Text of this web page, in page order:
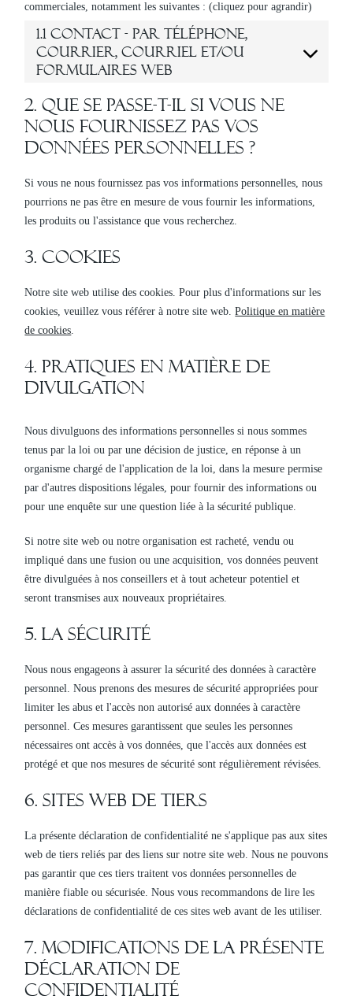
commerciales, notamment les suivantes : (cliquez pour agrandir)
1.1 Contact - Par téléphone,
courrier, courriel et/ou
formulaires web
2. Que se passe-t-il si vous ne
nous fournissez pas vos
données personnelles ?
Si vous ne nous fournissez pas vos informations personnelles, nous
pourrions ne pas être en mesure de vous fournir les informations,
les produits ou l'assistance que vous recherchez.
3. Cookies
Notre site web utilise des cookies. Pour plus d'informations sur les
cookies, veuillez vous référer à notre site web.Politique en matière
de cookies.
4. Pratiques en matière de
divulgation
Nous divulguons des informations personnelles si nous sommes
tenus par la loi ou par une décision de justice, en réponse à un
organisme chargé de l'application de la loi, dans la mesure permise
par d'autres dispositions légales, pour fournir des informations ou
pour une enquête sur une question liée à la sécurité publique.
Si notre site web ou notre organisation est racheté, vendu ou
impliqué dans une fusion ou une acquisition, vos données peuvent
être divulguées à nos conseillers et à tout acheteur potentiel et
seront transmises aux nouveaux propriétaires.
5. La sécurité
Nous nous engageons à assurer la sécurité des données à caractère
personnel. Nous prenons des mesures de sécurité appropriées pour
limiter les abus et l'accès non autorisé aux données à caractère
personnel. Ces mesures garantissent que seules les personnes
nécessaires ont accès à vos données, que l'accès aux données est
protégé et que nos mesures de sécurité sont régulièrement révisées.
6. Sites web de tiers
La présente déclaration de confidentialité ne s'applique pas aux sites
web de tiers reliés par des liens sur notre site web. Nous ne pouvons
pas garantir que ces tiers traitent vos données personnelles de
manière fiable ou sécurisée. Nous vous recommandons de lire les
déclarations de confidentialité de ces sites web avant de les utiliser.
7. Modifications de la présente
déclaration de
confidentialité